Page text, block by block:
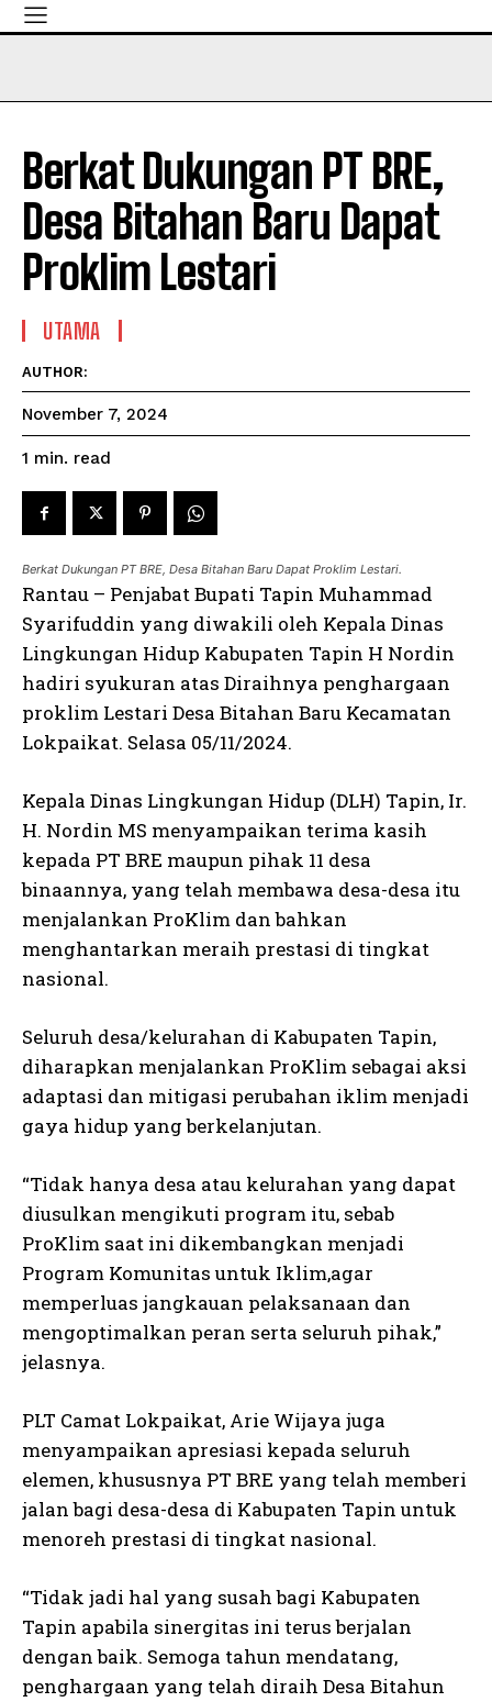
Berkat Dukungan PT BRE,
Desa Bitahan Baru Dapat
Proklim Lestari
UTAMA
AUTHOR:
November 7, 2024
1 min. read
Berkat Dukungan PT BRE, Desa Bitahan Baru Dapat Proklim Lestari.
Rantau – Penjabat Bupati Tapin Muhammad
Syarifuddin yang diwakili oleh Kepala Dinas
Lingkungan Hidup Kabupaten Tapin H Nordin
hadiri syukuran atas Diraihnya penghargaan
proklim Lestari Desa Bitahan Baru Kecamatan
Lokpaikat. Selasa 05/11/2024.
Kepala Dinas Lingkungan Hidup (DLH) Tapin, Ir.
H. Nordin MS menyampaikan terima kasih
kepada PT BRE maupun pihak 11 desa
binaannya, yang telah membawa desa-desa itu
menjalankan ProKlim dan bahkan
menghantarkan meraih prestasi di tingkat
nasional.
Seluruh desa/kelurahan di Kabupaten Tapin,
diharapkan menjalankan ProKlim sebagai aksi
adaptasi dan mitigasi perubahan iklim menjadi
gaya hidup yang berkelanjutan.
“Tidak hanya desa atau kelurahan yang dapat
diusulkan mengikuti program itu, sebab
ProKlim saat ini dikembangkan menjadi
Program Komunitas untuk Iklim,agar
memperluas jangkauan pelaksanaan dan
mengoptimalkan peran serta seluruh pihak,”
jelasnya.
PLT Camat Lokpaikat, Arie Wijaya juga
menyampaikan apresiasi kepada seluruh
elemen, khususnya PT BRE yang telah memberi
jalan bagi desa-desa di Kabupaten Tapin untuk
menoreh prestasi di tingkat nasional.
“Tidak jadi hal yang susah bagi Kabupaten
Tapin apabila sinergitas ini terus berjalan
dengan baik. Semoga tahun mendatang,
penghargaan yang telah diraih Desa Bitahun